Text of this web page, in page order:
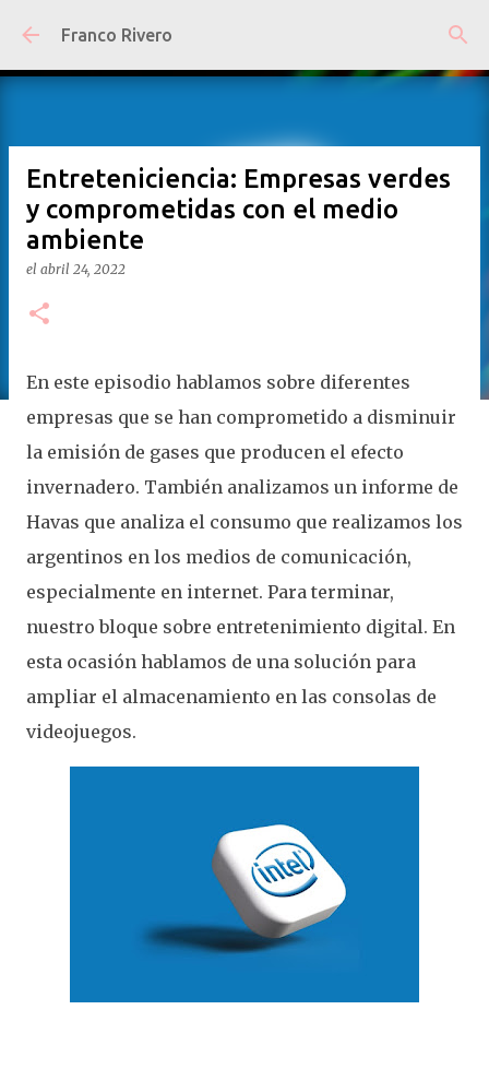
Ir al contenido principal
Franco Rivero
Entreteniciencia: Empresas verdes
y comprometidas con el medio
ambiente
el abril 24, 2022
En este episodio hablamos sobre diferentes
empresas que se han comprometido a disminuir
la emisión de gases que producen el efecto
invernadero. También analizamos un informe de
Havas que analiza el consumo que realizamos los
argentinos en los medios de comunicación,
especialmente en internet. Para terminar,
nuestro bloque sobre entretenimiento digital. En
esta ocasión hablamos de una solución para
ampliar el almacenamiento en las consolas de
videojuegos.